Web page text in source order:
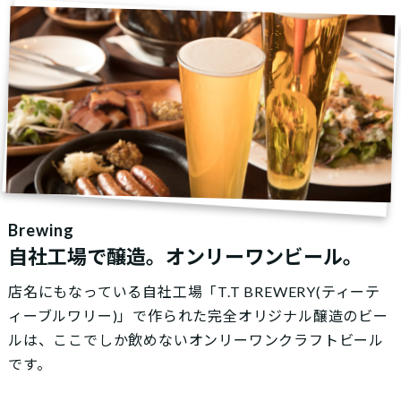
Brewing
自社工場で醸造。 オンリーワンビール。
店名にもなっている自社工場「T.T BREWERY(ティーテ
ィーブルワリー)」で作られた完全オリジナル醸造のビー
ルは、ここでしか飲めないオンリーワンクラフトビール
です。